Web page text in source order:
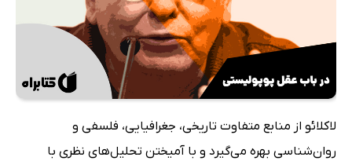
لاکلائو از منابع متفاوت تاریخی، جغرافیایی، فلسفی و
روان‌شناسی بهره می‌گیرد و با آمیختن تحلیل‌های نظری با